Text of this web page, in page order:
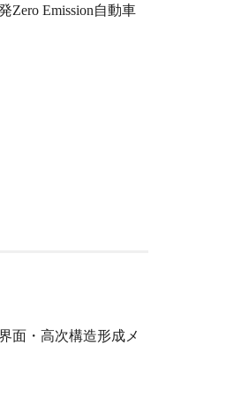
Zero Emission自動車
面・高次構造形成メ